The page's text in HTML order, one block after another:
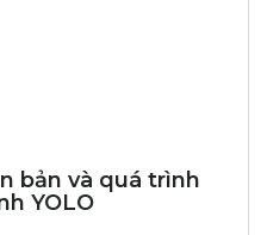
bản và quá trình
YOLO